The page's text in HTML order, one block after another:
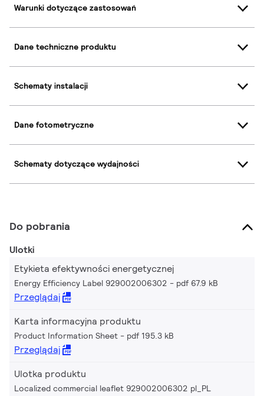
Warunki dotyczące zastosowań
Dane techniczne produktu
Schematy instalacji
Dane fotometryczne
Schematy dotyczące wydajności
Do pobrania
Ulotki
Etykieta efektywności energetycznej
Energy Efficiency Label 929002006302 pdf 67.9 kB
Przeglądaj
Karta informacyjna produktu
Product Information Sheet pdf 195.3 kB
Przeglądaj
Ulotka produktu
Localized commercial leaflet 929002006302 pl_PL